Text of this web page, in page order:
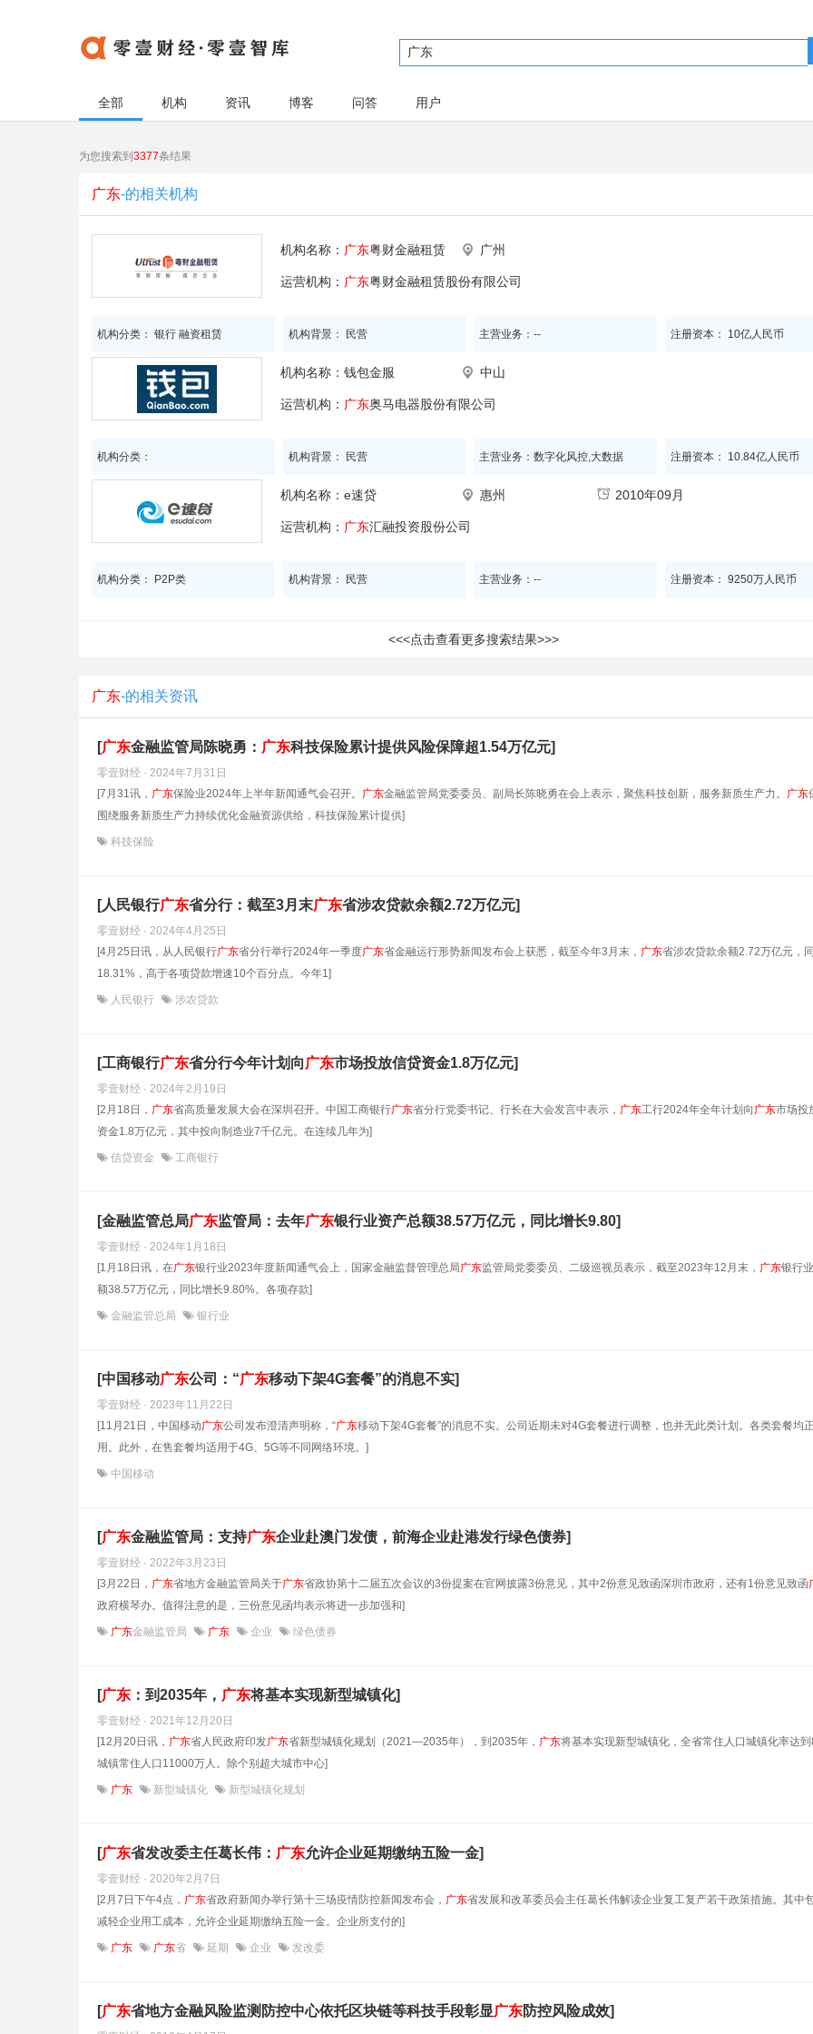
全部 机构 资讯 博客 问答 用户
为您搜索到 3377条结果
广东-的相关机构
机构名称： 广东粤财金融租赁 广州
运营机构： 广东粤财金融租赁股份有限公司
机构分类： 银行 融资租赁 机构背景： 民营 主营业务：-- 注册资本： 10亿人民币
机构名称： 钱包金服 中山
运营机构： 广东奥马电器股份有限公司
机构分类： 机构背景： 民营 主营业务：数字化风控,大数据 注册资本： 10.84亿人民币
机构名称： e速贷 惠州 2010年09月
运营机构： 广东汇融投资股份公司
机构分类： P2P类 机构背景： 民营 主营业务：-- 注册资本： 9250万人民币
<<<点击查看更多搜索结果>>>
广东-的相关资讯
[广东金融监管局陈晓勇： 广东科技保险累计提供风险保障超1.54万亿元]
零壹财经 · 2024年7月31日
[7月31讯， 广东保险业2024年上半年新闻通气会召开。 广东金融监管局党委委员、副局长陈晓勇在会上表示，聚焦科技创新，服务新质生产力。 广东
围绕服务新质生产力持续优化金融资源供给，科技保险累计提供]
科技保险
[人民银行广东省分行：截至3月末广东省涉农贷款余额2.72万亿元]
零壹财经 · 2024年4月25日
[4月25日讯，从人民银行广东省分行举行2024年一季度广东省金融运行形势新闻发布会上获悉，截至今年3月末， 广东省涉农贷款余额2.72万亿元，
18.31%，高于各项贷款增速10个百分点。今年1]
人民银行 涉农贷款
[工商银行广东省分行今年计划向 广东市场投放信贷资金1.8万亿元]
零壹财经 · 2024年2月19日
[2月18日， 广东省高质量发展大会在深圳召开。中国工商银行广东省分行党委书记、行长在大会发言中表示， 广东工行2024年全年计划向 广东市场投
资金1.8万亿元，其中投向制造业7千亿元。在连续几年为]
信贷资金 工商银行
[金融监管总局广东监管局：去年广东银行业资产总额38.57万亿元，同比增长9.80]
零壹财经 · 2024年1月18日
[1月18日讯，在广东银行业2023年度新闻通气会上，国家金融监督管理总局广东监管局党委委员、二级巡视员表示，截至2023年12月末， 广东银行
额38.57万亿元，同比增长9.80%。各项存款]
金融监管总局 银行业
[中国移动广东公司：“广东移动下架4G套餐”的消息不实]
零壹财经 · 2023年11月22日
[11月21日，中国移动广东公司发布澄清声明称，“广东移动下架4G套餐”的消息不实。公司近期未对4G套餐进行调整，也并无此类计划。各类套餐均
用。此外，在售套餐均适用于4G、5G等不同网络环境。]
中国移动
[广东金融监管局：支持广东企业赴澳门发债，前海企业赴港发行绿色债券]
零壹财经 · 2022年3月23日
[3月22日， 广东省地方金融监管局关于广东省政协第十二届五次会议的3份提案在官网披露3份意见，其中2份意见致函深圳市政府，还有1份意见致函
政府横琴办。值得注意的是，三份意见函均表示将进一步加强和]
广东金融监管局 广东 企业 绿色债券
[广东 ：到2035年， 广东将基本实现新型城镇化]
零壹财经 · 2021年12月20日
[12月20日讯， 广东省人民政府印发广东省新型城镇化规划（2021―2035年），到2035年， 广东将基本实现新型城镇化，全省常住人口城镇化率达到
城镇常住人口11000万人。除个别超大城市中心]
广东 新型城镇化 新型城镇化规划
[广东省发改委主任葛长伟： 广东允许企业延期缴纳五险一金]
零壹财经 · 2020年2月7日
[2月7日下午4点， 广东省政府新闻办举行第十三场疫情防控新闻发布会， 广东省发展和改革委员会主任葛长伟解读企业复工复产若干政策措施。其中
减轻企业用工成本，允许企业延期缴纳五险一金。企业所支付的]
广东 广东省 延期 企业 发改委
[广东省地方金融风险监测防控中心依托区块链等科技手段彰显广东防控风险成效]